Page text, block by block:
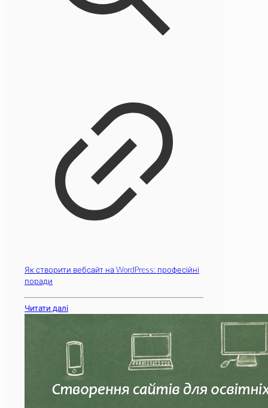
Як створити вебсайт на WordPress: професійні
поради
Читати далі